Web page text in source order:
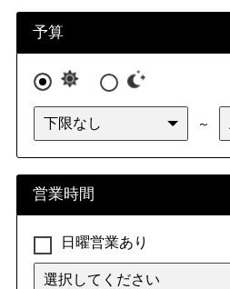
予算
～
営業時間
日曜営業あり